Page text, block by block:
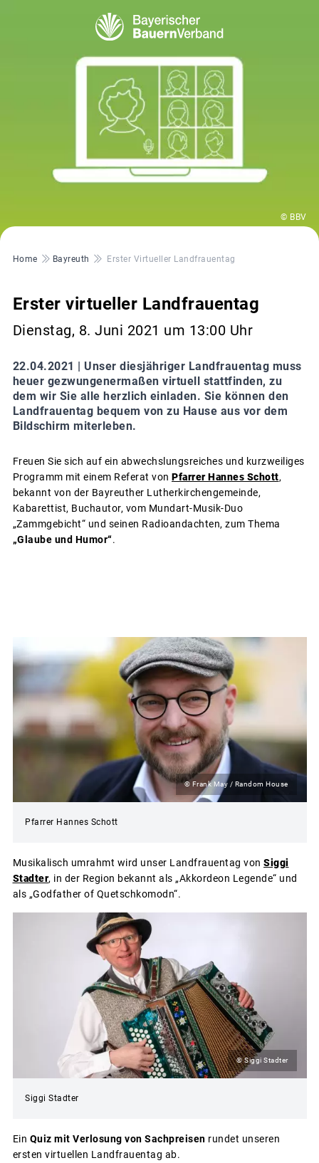
© BBV
Pfadnavigation
Home Bayreuth Erster Virtueller Landfrauentag
Erster virtueller Landfrauentag
Dienstag, 8. Juni 2021 um 13:00 Uhr
22.04.2021 | Unser diesjähriger Landfrauentag muss
heuer gezwungenermaßen virtuell stattfinden, zu
dem wir Sie alle herzlich einladen. Sie können den
Landfrauentag bequem von zu Hause aus vor dem
Bildschirm miterleben.
Freuen Sie sich auf ein abwechslungsreiches und kurzweiliges
Programm mit einem Referat von Pfarrer Hannes Schott,
bekannt von der Bayreuther Lutherkirchengemeinde,
Kabarettist, Buchautor, vom Mundart-Musik-Duo
„Zammgebicht“ und seinen Radioandachten, zum Thema
„Glaube und Humor“.
© Frank May / Random House
Pfarrer Hannes Schott
Musikalisch umrahmt wird unser Landfrauentag von Siggi
Stadter, in der Region bekannt als „Akkordeon Legende“ und
als „Godfather of Quetschkomodn“.
© Siggi Stadter
Siggi Stadter
Ein Quiz mit Verlosung von Sachpreisen rundet unseren
ersten virtuellen Landfrauentag ab.